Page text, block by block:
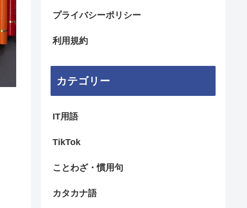
プライバシーポリシー
利用規約
カテゴリー
IT用語
TikTok
ことわざ・慣用句
カタカナ語